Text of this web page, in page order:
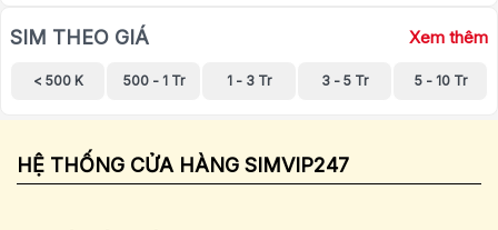
SIM THEO GIÁ Xem thêm
< 500 K 500 - 1 Tr 1 - 3 Tr 3 - 5 Tr 5 - 10 Tr
HỆ THỐNG CỬA HÀNG SIMVIP247